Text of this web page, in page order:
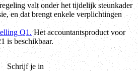
valt onder het tijdelijk steunkader
en dat brengt enkele verplichtingen
Q1.Het accountantsproduct voor
is beschikbaar.
Schrijf je in